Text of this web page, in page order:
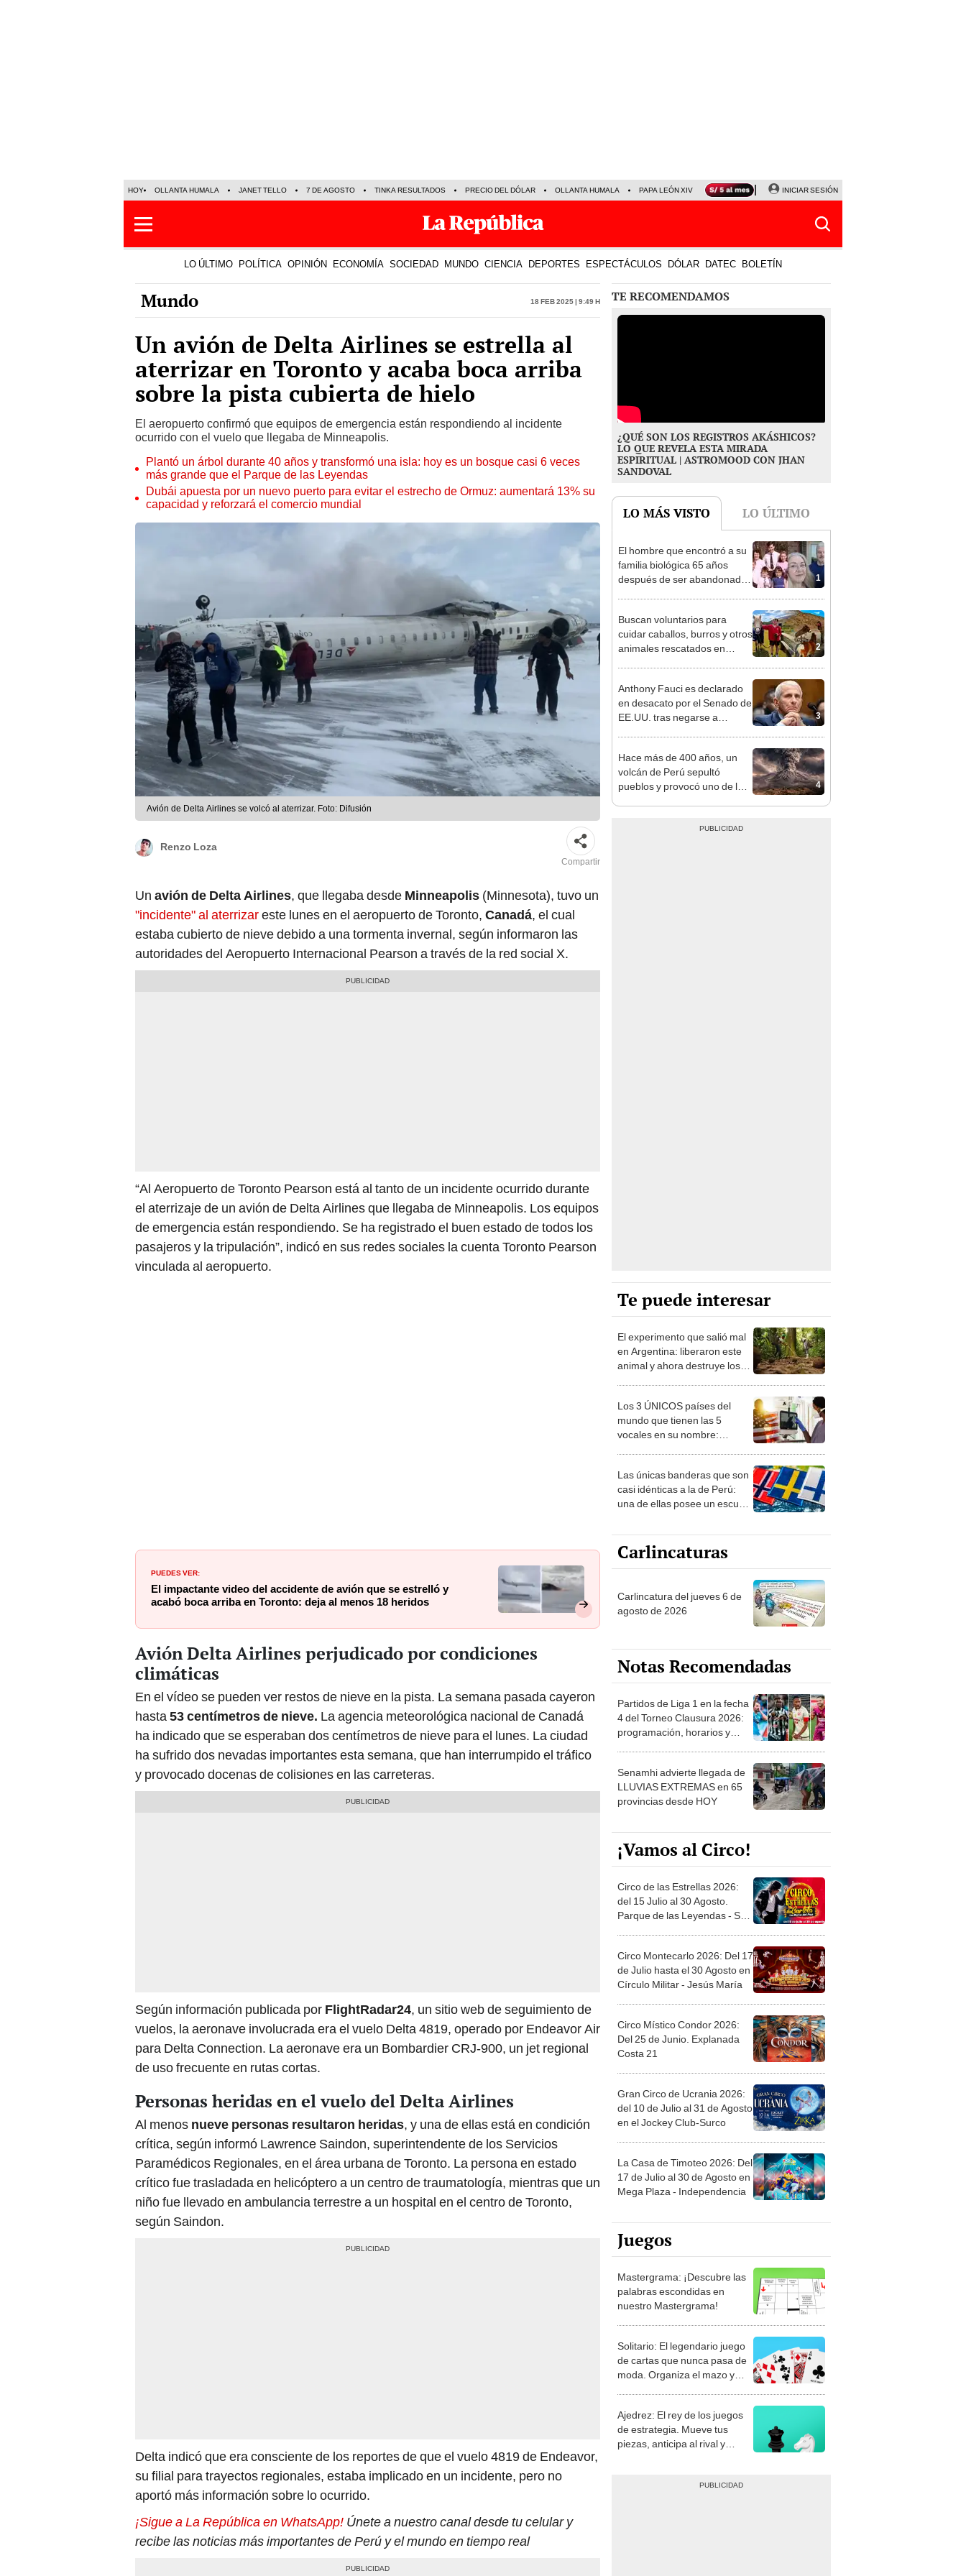
HOY OLLANTA HUMALA JANET TELLO 7 DE AGOSTO TINKA RESULTADOS PRECIO DEL DÓLAR OLLANTA HUMALA PAPA LEÓN XIV NALDY SALDAÑA LA BELLA LUZ
INICIAR SESIÓN
LO ÚLTIMO POLÍTICA OPINIÓN ECONOMÍA SOCIEDAD MUNDO CIENCIA DEPORTES ESPECTÁCULOS DÓLAR DATEC BOLETÍN
Mundo 18 Feb 2025 | 9:49 h
Un avión de Delta Airlines se estrella al
aterrizar en Toronto y acaba boca arriba
sobre la pista cubierta de hielo
El aeropuerto confirmó que equipos de emergencia están respondiendo al incidente
ocurrido con el vuelo que llegaba de Minneapolis.
Plantó un árbol durante 40 años y transformó una isla: hoy es un bosque casi 6 veces
más grande que el Parque de las Leyendas
Dubái apuesta por un nuevo puerto para evitar el estrecho de Ormuz: aumentará 13% su
capacidad y reforzará el comercio mundial
Avión de Delta Airlines se volcó al aterrizar. Foto: Difusión
Renzo Loza
Compartir
Un avión de Delta Airlines, que llegaba desde Minneapolis (Minnesota), tuvo un
"incidente" al aterrizareste lunes en el aeropuerto de Toronto, Canadá, el cual
estaba cubierto de nieve debido a una tormenta invernal, según informaron las
autoridades del Aeropuerto Internacional Pearson a través de la red social X.
“Al Aeropuerto de Toronto Pearson está al tanto de un incidente ocurrido durante
el aterrizaje de un avión de Delta Airlines que llegaba de Minneapolis. Los equipos
de emergencia están respondiendo. Se ha registrado el buen estado de todos los
pasajeros y la tripulación”, indicó en sus redes sociales la cuenta Toronto Pearson
vinculada al aeropuerto.
PUEDES VER:
El impactante video del accidente de avión que se estrelló y
acabó boca arriba en Toronto: deja al menos 18 heridos
Avión Delta Airlines perjudicado por condiciones
climáticas
En el vídeo se pueden ver restos de nieve en la pista. La semana pasada cayeron
hasta 53 centímetros de nieve. La agencia meteorológica nacional de Canadá
ha indicado que se esperaban dos centímetros de nieve para el lunes. La ciudad
ha sufrido dos nevadas importantes esta semana, que han interrumpido el tráfico
y provocado docenas de colisiones en las carreteras.
Según información publicada por FlightRadar24, un sitio web de seguimiento de
vuelos, la aeronave involucrada era el vuelo Delta 4819, operado por Endeavor Air
para Delta Connection. La aeronave era un Bombardier CRJ-900, un jet regional
de uso frecuente en rutas cortas.
Personas heridas en el vuelo del Delta Airlines
Al menos nueve personas resultaron heridas, y una de ellas está en condición
crítica, según informó Lawrence Saindon, superintendente de los Servicios
Paramédicos Regionales, en el área urbana de Toronto. La persona en estado
crítico fue trasladada en helicóptero a un centro de traumatología, mientras que un
niño fue llevado en ambulancia terrestre a un hospital en el centro de Toronto,
según Saindon.
Delta indicó que era consciente de los reportes de que el vuelo 4819 de Endeavor,
su filial para trayectos regionales, estaba implicado en un incidente, pero no
aportó más información sobre lo ocurrido.
¡Sigue a La República en WhatsApp! Únete a nuestro canal desde tu celular y
recibe las noticias más importantes de Perú y el mundo en tiempo real
TE RECOMENDAMOS
¿QUÉ SON LOS REGISTROS AKÁSHICOS?
LO QUE REVELA ESTA MIRADA
ESPIRITUAL | ASTROMOOD CON JHAN
SANDOVAL
LO MÁS VISTO LO ÚLTIMO
1
El hombre que encontró a su
familia biológica 65 años
después de ser abandonado:
2
Buscan voluntarios para
cuidar caballos, burros y otros
animales rescatados en
3
Anthony Fauci es declarado
en desacato por el Senado de
EE.UU. tras negarse a
4
Hace más de 400 años, un
volcán de Perú sepultó
pueblos y provocó uno de los
Te puede interesar
El experimento que salió mal
en Argentina: liberaron este
animal y ahora destruye los
Los 3 ÚNICOS países del
mundo que tienen las 5
vocales en su nombre:
Las únicas banderas que son
casi idénticas a la de Perú:
una de ellas posee un escudo
Carlincaturas
Carlincatura del jueves 6 de
agosto de 2026
Notas Recomendadas
Partidos de Liga 1 en la fecha
4 del Torneo Clausura 2026:
programación, horarios y
Senamhi advierte llegada de
LLUVIAS EXTREMAS en 65
provincias desde HOY
¡Vamos al Circo!
Circo de las Estrellas 2026:
del 15 Julio al 30 Agosto.
Parque de las Leyendas - San
Circo Montecarlo 2026: Del 17
de Julio hasta el 30 Agosto en
Círculo Militar - Jesús María
Circo Místico Condor 2026:
Del 25 de Junio. Explanada
Costa 21
Gran Circo de Ucrania 2026:
del 10 de Julio al 31 de Agosto
en el Jockey Club-Surco
La Casa de Timoteo 2026: Del
17 de Julio al 30 de Agosto en
Mega Plaza - Independencia
Juegos
Mastergrama: ¡Descubre las
palabras escondidas en
nuestro Mastergrama!
Solitario: El legendario juego
de cartas que nunca pasa de
moda. Organiza el mazo y
Ajedrez: El rey de los juegos
de estrategia. Mueve tus
piezas, anticipa al rival y